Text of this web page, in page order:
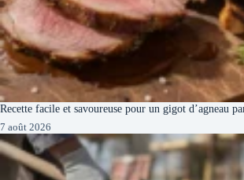
Recette facile et savoureuse pour un gigot d’agneau
7 août 2026